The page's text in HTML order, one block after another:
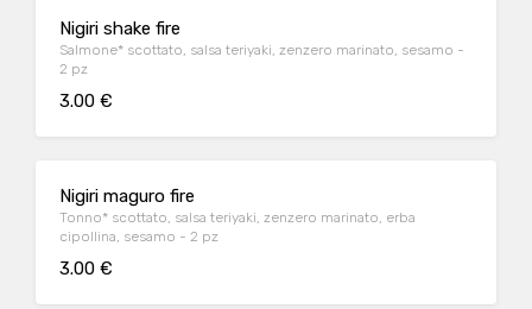
Nigiri shake fire
Salmone* scottato, salsa teriyaki, zenzero marinato, sesamo -
2 pz
3.00 €
Nigiri maguro fire
Tonno* scottato, salsa teriyaki, zenzero marinato, erba
cipollina, sesamo - 2 pz
3.00 €